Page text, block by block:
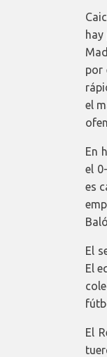
por
el
En
el
es
El
El
El